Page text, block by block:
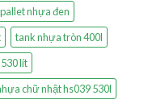
pallet nhựa đen
tank nhựa tròn 400l
lít
chữ nhật hs039 530l